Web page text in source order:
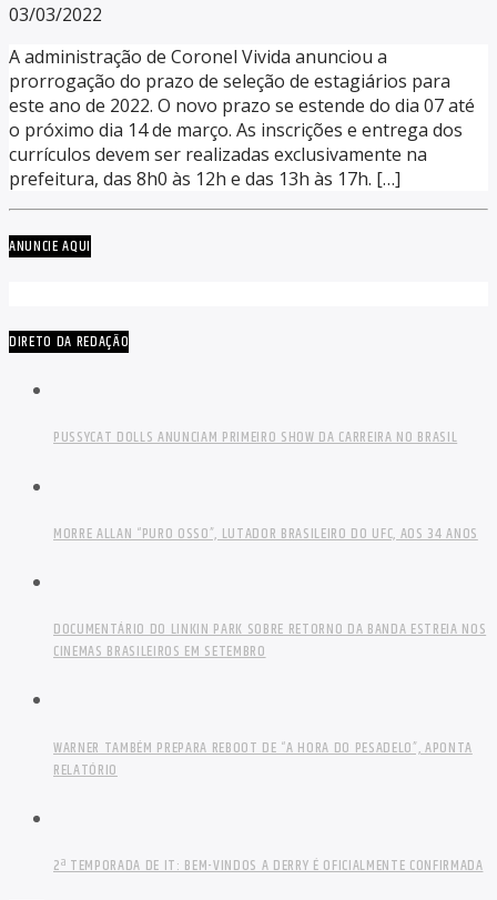
03/03/2022
A administração de Coronel Vivida anunciou a
prorrogação do prazo de seleção de estagiários para
este ano de 2022. O novo prazo se estende do dia 07 até
o próximo dia 14 de março. As inscrições e entrega dos
currículos devem ser realizadas exclusivamente na
prefeitura, das 8h0 às 12h e das 13h às 17h. […]
ANUNCIE AQUI
DIRETO DA REDAÇÃO
PUSSYCAT DOLLS ANUNCIAM PRIMEIRO SHOW DA CARREIRA NO BRASIL
MORRE ALLAN “PURO OSSO”, LUTADOR BRASILEIRO DO UFC, AOS 34 ANOS
DOCUMENTÁRIO DO LINKIN PARK SOBRE RETORNO DA BANDA ESTREIA NOS
CINEMAS BRASILEIROS EM SETEMBRO
WARNER TAMBÉM PREPARA REBOOT DE “A HORA DO PESADELO”, APONTA
RELATÓRIO
2ª TEMPORADA DE IT: BEM-VINDOS A DERRY É OFICIALMENTE CONFIRMADA